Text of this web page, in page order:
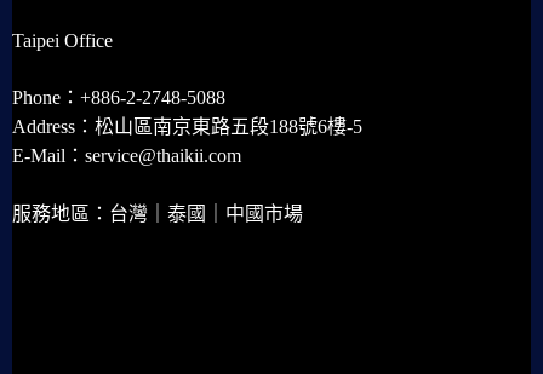
Taipei Office
Phone：+886-2-2748-5088
Address：松山區南京東路五段188號6樓-5
E-Mail：service@thaikii.com
服務地區：台灣｜泰國｜中國市場